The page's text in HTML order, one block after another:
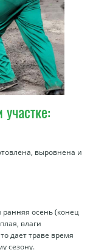
выровнена и
осень (конец
влаги
дает траве время
сезону.